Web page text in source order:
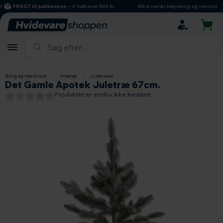
hovedindhold
søgning
navigation
indkøbskurv
FRAGT til pakkeshop– v/ køb over 500 kr. Altid seriøs betjening og service
Bolig og Isenkram Interiør Julevarer
Det Gamle Apotek Juletræ 67cm.
Produktet er endnu ikke bedømt